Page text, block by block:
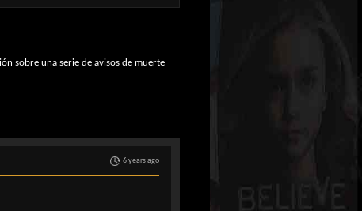
sobre una serie de avisos de muerte
6 years ago